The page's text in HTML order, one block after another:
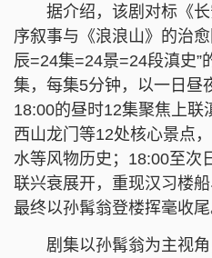
据介绍，该剧对标《
序叙事与《浪浪山》的治
辰=24集=24景=24段滇史”
集，每集5分钟，以一日昼
18:00的昼时12集聚焦上联
西山龙门等12处核心景点
水等风物历史；18:00至次
联兴衰展开，重现汉习楼
最终以孙髯翁登楼挥毫收尾
剧集以孙髯翁为主视